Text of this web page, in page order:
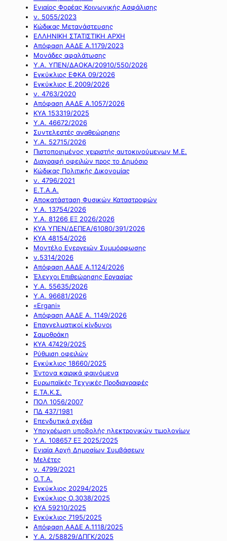
Ενιαίος Φορέας Κοινωνικής Ασφάλισης
ν. 5055/2023
Κώδικας Μετανάστευσης
ΕΛΛΗΝΙΚΗ ΣΤΑΤΙΣΤΙΚΗ ΑΡΧΗ
Απόφαση ΑΑΔΕ Α.1179/2023
Μονάδες αφαλάτωσης
Υ.Α. ΥΠΕΝ/ΔΑΟΚΑ/20910/550/2026
Εγκύκλιος ΕΦΚΑ 09/2026
Εγκύκλιος Ε.2009/2026
ν. 4763/2020
Απόφαση ΑΑΔΕ Α.1057/2026
ΚΥΑ 153319/2025
Υ.Α. 46672/2026
Συντελεστές αναθεώρησης
Υ.Α. 52715/2026
Πιστοποιημένος χειριστής αυτοκινούμενων Μ.Ε.
Διαγραφή οφειλών προς το Δημόσιο
Κώδικας Πολιτικής Δικονομίας
ν. 4796/2021
Ε.Τ.Α.Α.
Αποκατάσταση Φυσικών Καταστροφών
Υ.Α. 13754/2026
Υ.Α. 81266 ΕΞ 2026/2026
ΚΥΑ ΥΠΕΝ/ΔΕΠΕΑ/61080/391/2026
ΚΥΑ 48154/2026
Μοντέλο Ενεργειών Συμμόρφωσης
ν.5314/2026
Απόφαση ΑΑΔΕ Α.1124/2026
Έλεγχοι Επιθεώρησης Εργασίας
Υ.Α. 55635/2026
Υ.Α. 96681/2026
«Ergani»
Απόφαση ΑΑΔΕ Α. 1149/2026
Επαγγελματικοί κίνδυνοι
Σαμοθράκη
ΚΥΑ 47429/2025
Ρύθμιση οφειλών
Εγκύκλιος 18660/2025
Έντονα καιρικά φαινόμενα
Ευρωπαϊκές Τεχνικές Προδιαγραφές
Ε.ΤΑ.Κ.Σ.
ΠΟΛ 1056/2007
ΠΔ 437/1981
Επενδυτικά σχέδια
Υποχρέωση υποβολής ηλεκτρονικών τιμολογίων
Υ.Α. 108657 ΕΞ 2025/2025
Ενιαία Αρχή Δημοσίων Συμβάσεων
Μελέτες
ν. 4799/2021
Ο.Τ.Α.
Εγκύκλιος 20294/2025
Εγκύκλιος Ο.3038/2025
ΚΥΑ 59210/2025
Εγκύκλιος 7195/2025
Απόφαση ΑΑΔΕ Α.1118/2025
Υ.Α. 2/58829/ΔΠΓΚ/2025